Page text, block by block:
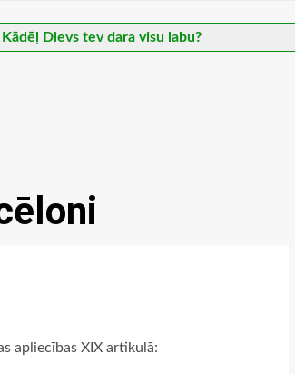
Dievs tev dara visu labu?
apliecības XIX artikulā: